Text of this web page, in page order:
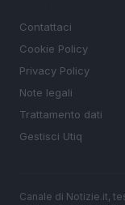
Contattaci
Cookie Policy
Privacy Policy
Note legali
Trattamento dati
Gestisci Utiq
Canale di Notizie.it,